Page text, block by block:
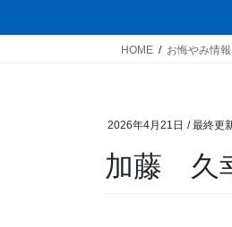
HOME お悔やみ情報
2026年4月21日 / 最終更
加藤 久